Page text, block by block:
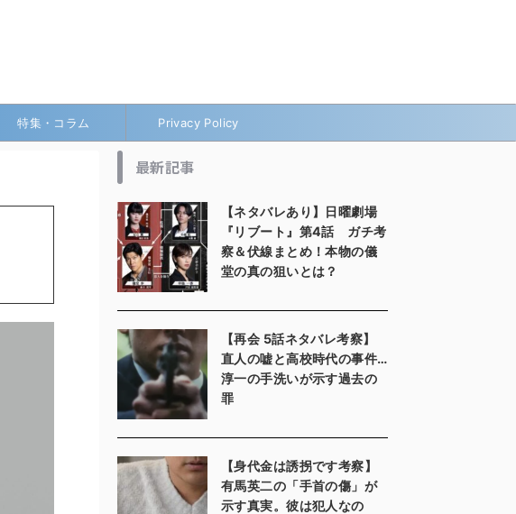
特集・コラム Privacy Policy
最新記事
【ネタバレあり】日曜劇場
『リブート』第4話 ガチ考
察＆伏線まとめ！本物の儀
堂の真の狙いとは？
【再会 5話ネタバレ考察】
直人の嘘と高校時代の事件…
淳一の手洗いが示す過去の
罪
【身代金は誘拐です考察】
有馬英二の「手首の傷」が
示す真実。彼は犯人なの